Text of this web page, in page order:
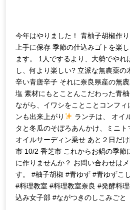
今年はやりました！ 青柚子胡椒作
上手に保存 季節の仕込みゴトを楽
ます。 1人でするより、大勢でやれ
し、何より楽しい? 立派な無農薬
辛い青唐辛子 それに奈良県産の無
塩 素材にもとことんこだわった青
ながら、イワシをことことコンフィ
ンも出来上がり
ランチは、 オイ
タと冬瓜のそぼろあんかけ、ミニ
オイルサーディン乗せ あと２日だ
市 10/2 香芝市 これからお鍋の季節
に作りませんか？ お問い合わせは
す。 #柚子胡椒 #青ゆず #青ゆずこ
#料理教室 #料理教室奈良 #発酵料
込み女子部 #ながつきのしこみごと